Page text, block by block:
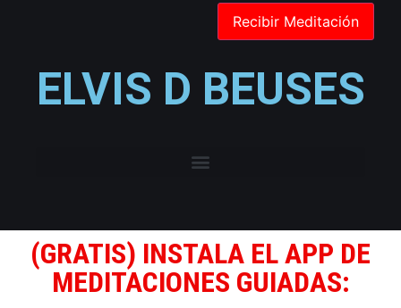
ELVIS D BEUSES
(GRATIS) INSTALA EL APP DE
MEDITACIONES GUIADAS: